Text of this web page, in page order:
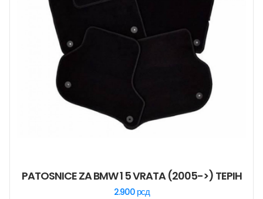
PATOSNICE ZA BMW 1 5 VRATA (2005->) TEPIH
2.900 рсд